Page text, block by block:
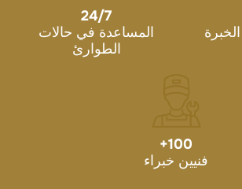
24/7
المساعدة في حالات
الطوارئ
100
+
فنيين خبراء